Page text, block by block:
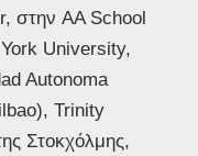
στην AA School
University,
Autonoma
Trinity
Στοκχόλμης,